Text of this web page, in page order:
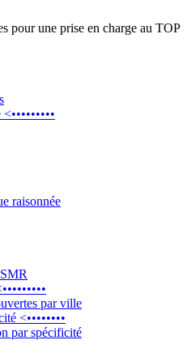
pour une prise en charge au TOP
raisonnée
par ville
<••••••••
par spécificité